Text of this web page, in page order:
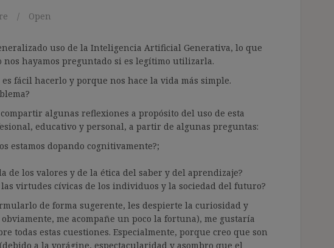
Open
uso de la Inteligencia Artificial Generativa, lo que
nos hayamos preguntado si es legítimo utilizarla.
fácil hacerlo y porque nos hace la vida más simple.
algunas reflexiones a propósito del uso de esta
educativo y personal, a partir de algunas preguntas:
estamos dopando cognitivamente?;
de los valores y de la ética del saber y del aprendizaje?
virtudes cívicas de los individuos y la sociedad del futuro?
de forma sugerente, les despierte la curiosidad y
me acompañe un poco la fortuna), me gustaría
todas estas cuestiones. Especialmente, porque creo que son
a la vorágine, espectacularidad y asombro que el